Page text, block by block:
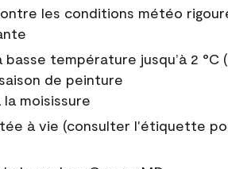
les conditions météo
température jusqu’à 2 °C
de peinture
moisissure
à vie (consulter l'étiquette